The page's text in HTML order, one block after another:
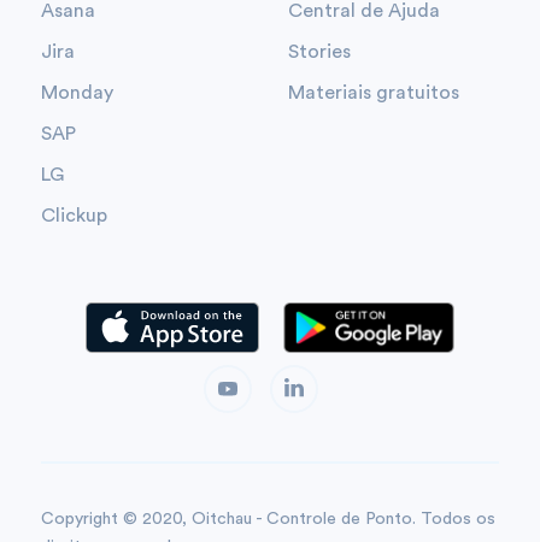
Asana
Jira
Monday
SAP
LG
Clickup
Central de Ajuda
Stories
Materiais gratuitos
Copyright © 2020, Oitchau - Controle de Ponto. Todos os